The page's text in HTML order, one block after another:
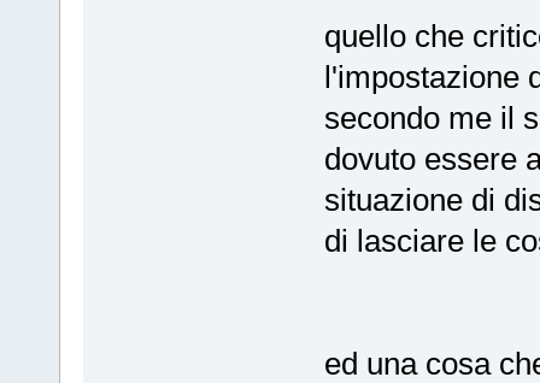
quello che
l'impostazione
secondo me il
dovuto essere
situazione di
di lasciare le
ed una cosa